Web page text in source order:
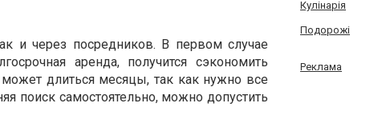
и через посредников. В первом случае
аренда, получится сэкономить
длиться месяцы, так как нужно все
поиск самостоятельно, можно допустить
Кулінарія
Подорожі
Реклама